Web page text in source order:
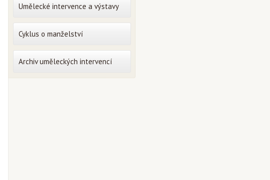
Umělecké intervence a výstavy
Cyklus o manželství
Archiv uměleckých intervencí